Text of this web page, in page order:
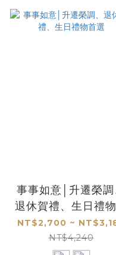
事事如意│升遷榮調
退休賀禮、生日禮物
選
NT$2,700 ~
NT$4,240